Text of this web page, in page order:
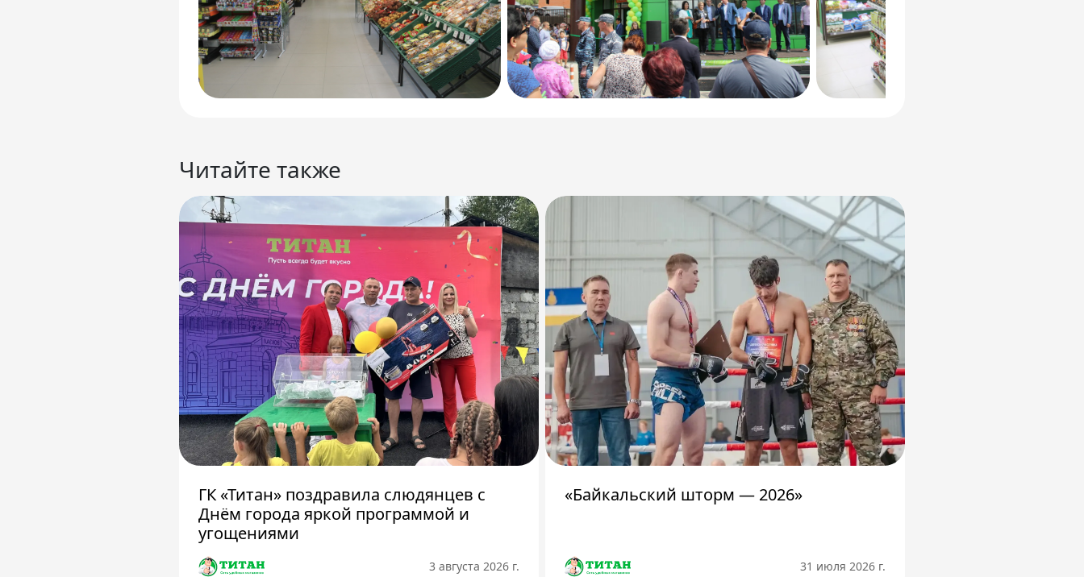
Читайте также
ГК «Титан» поздравила слюдянцев с
Днём города яркой программой и
угощениями
3 августа 2026 г.
«Байкальский шторм — 2026»
31 июля 2026 г.